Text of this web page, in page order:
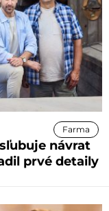
Farma
návrat
prvé detaily